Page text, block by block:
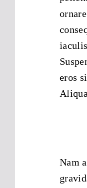
eros
Nam